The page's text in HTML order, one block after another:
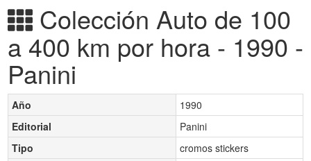
Colección Auto de 100
a 400 km por hora - 1990 -
Panini
Año
1990
Editorial
Panini
Tipo
cromos stickers